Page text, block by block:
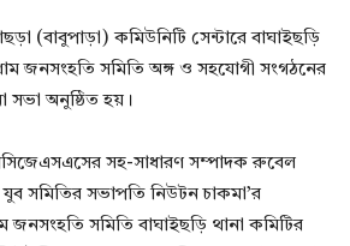
(বাবুপাড়া) কমিউনিটি সেন্টারে বাঘাইছড়ি
জনসংহতি সমিতি অঙ্গ ও সহযোগী সংগঠনের
অনুষ্ঠিত হয়।
সহ-সাধারণ সম্পাদক রুবেল
যুব সমিতির সভাপতি নিউটন চাকমা’র
জনসংহতি সমিতি বাঘাইছড়ি থানা কমিটির